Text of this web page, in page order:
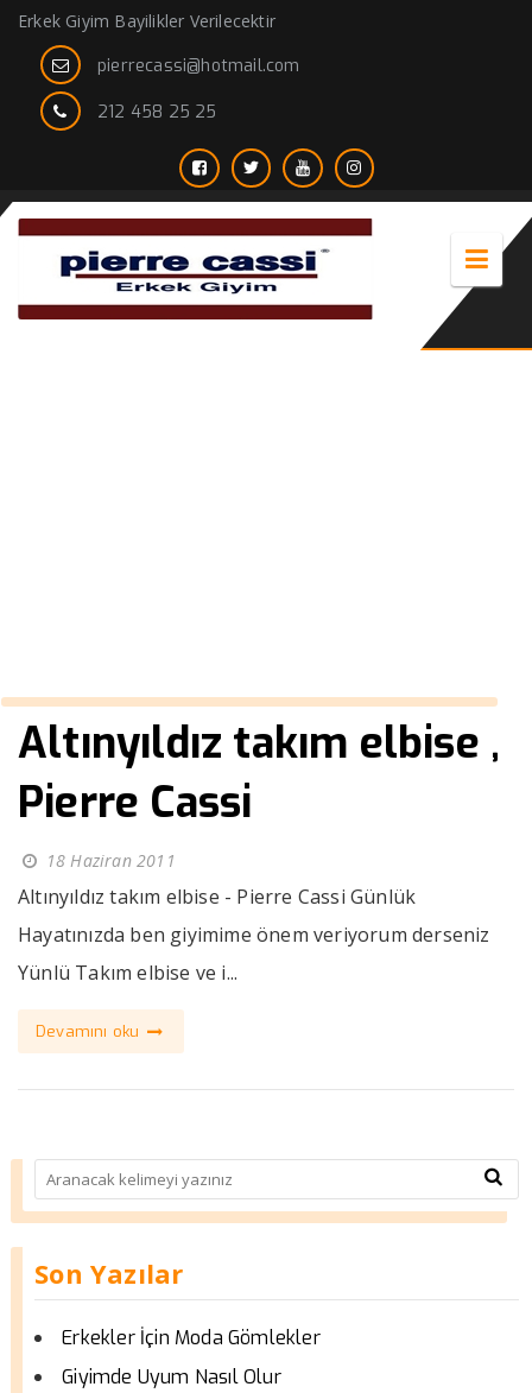
Erkek Giyim Bayilikler Verilecektir
pierrecassi@hotmail.com
212 458 25 25
Altınyıldız takım elbise ,
Pierre Cassi
18 Haziran 2011
Altınyıldız takım elbise - Pierre Cassi Günlük
Hayatınızda ben giyimime önem veriyorum derseniz
Yünlü Takım elbise ve i...
Devamını oku
Son Yazılar
Erkekler İçin Moda Gömlekler
Giyimde Uyum Nasıl Olur